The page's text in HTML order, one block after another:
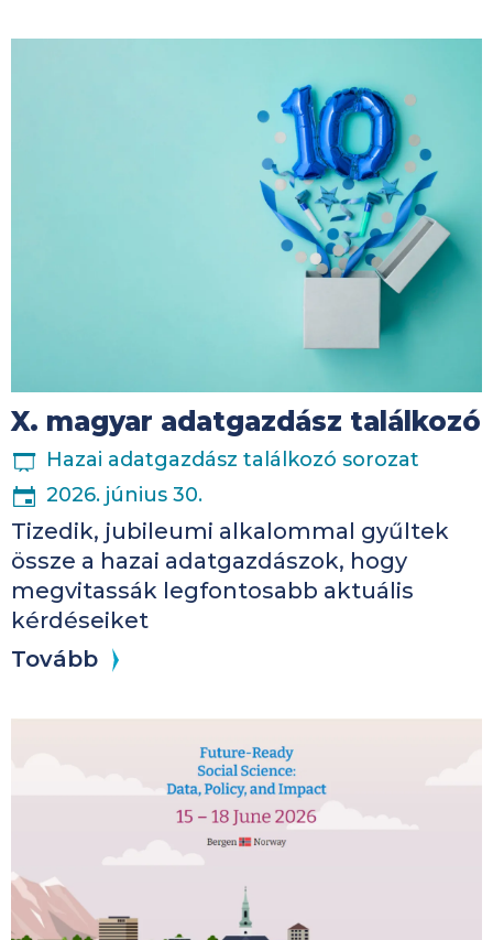
X. magyar adatgazdász találkozó
ESEMÉNYSOROZAT
Hazai adatgazdász találkozó sorozat
2026. június 30.
Tizedik, jubileumi alkalommal gyűltek
össze a hazai adatgazdászok, hogy
megvitassák legfontosabb aktuális
kérdéseiket
Tovább